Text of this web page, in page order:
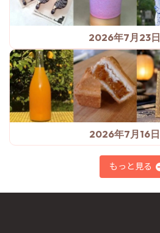
2026年7月23日
2026年7月16日
もっと見る